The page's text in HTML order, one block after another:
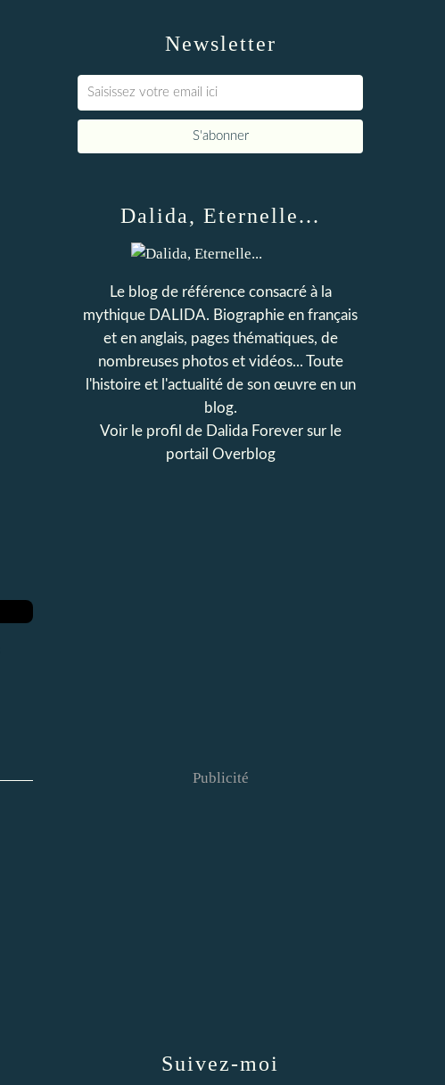
Newsletter
Dalida, Eternelle...
Le blog de référence consacré à la
mythique DALIDA. Biographie en français
et en anglais, pages thématiques, de
nombreuses photos et vidéos... Toute
l'histoire et l'actualité de son œuvre en un
blog.
Voir le profil de Dalida Foreversur le
portail Overblog
Suivez-moi
Publicité